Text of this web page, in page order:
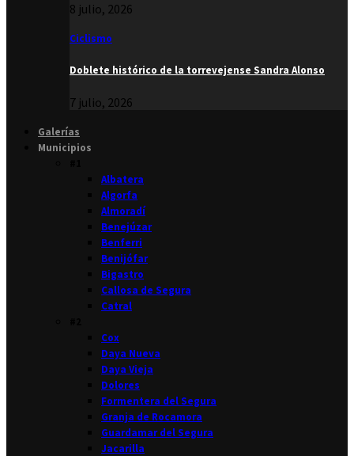
8 julio, 2026
Ciclismo
Doblete histórico de la torrevejense Sandra Alonso
7 julio, 2026
Galerías
Municipios
Albatera
Algorfa
Almoradí
Benejúzar
Benferri
Benijófar
Bigastro
Callosa de Segura
Catral
Cox
Daya Nueva
Daya Vieja
Dolores
Formentera del Segura
Granja de Rocamora
Guardamar del Segura
Jacarilla